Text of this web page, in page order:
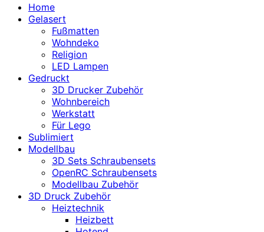
Home
Gelasert
Fußmatten
Wohndeko
Religion
LED Lampen
Gedruckt
3D Drucker Zubehör
Wohnbereich
Werkstatt
Für Lego
Sublimiert
Modellbau
3D Sets Schraubensets
OpenRC Schraubensets
Modellbau Zubehör
3D Druck Zubehör
Heiztechnik
Heizbett